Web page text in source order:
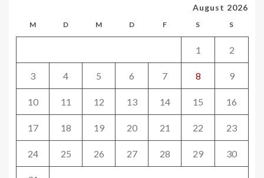
August 2026
M D M D F S S
1 2
3 4 5 6 7 8 9
10 11 12 13 14 15 16
17 18 19 20 21 22 23
24 25 26 27 28 29 30
27
Tramhaltestelle «Bahnhofquai» wird
starten Mitte Dezember
28
ÖV-NEWS CH
Fahrplan 2026: Angebotsausbau auf
diversen Linien
STRASSEN-NEWS CH
A13 Landquart-Sarganserland: